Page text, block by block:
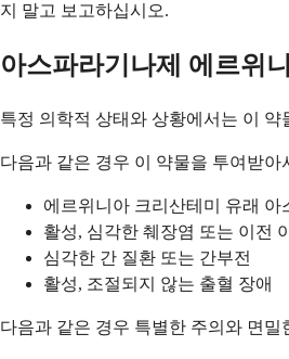
지 말고 보고하십시오.
아스파라기나제 에르위
특정 의학적 상태와 상황에서는 이
다음과 같은 경우 이 약물을 투여받아
에르위니아 크리산테미 유래 아
활성, 심각한 췌장염 또는 이전
심각한 간 질환 또는 간부전
활성, 조절되지 않는 출혈 장애
다음과 같은 경우 특별한 주의와 면